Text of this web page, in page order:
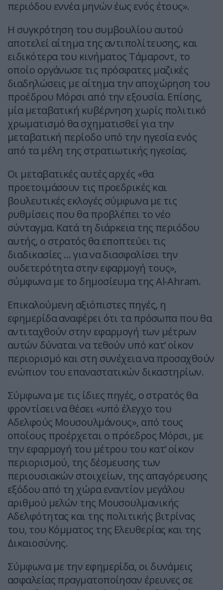
περιόδου εννέα μηνών έως ενός έτους».
Η συγκρότηση του συμβουλίου αυτού
αποτελεί αίτημα της αντιπολίτευσης, και
ειδικότερα του κινήματος Τάμαροντ, το
οποίο οργάνωσε τις πρόσφατες μαζικές
διαδηλώσεις με αίτημα την αποχώρηση του
προέδρου Μόρσι από την εξουσία. Επίσης,
μία μεταβατική κυβέρνηση χωρίς πολιτικό
χρωματισμό θα σχηματισθεί για την
μεταβατική περίοδο υπό την ηγεσία ενός
από τα μέλη της στρατιωτικής ηγεσίας.
Οι μεταβατικές αυτές αρχές «θα
προετοιμάσουν τις προεδρικές και
βουλευτικές εκλογές σύμφωνα με τις
ρυθμίσεις που θα προβλέπει το νέο
σύνταγμα. Κατά τη διάρκεια της περιόδου
αυτής, ο στρατός θα εποπτεύει τις
διαδικασίες … για να διασφαλίσει την
ουδετερότητα στην εφαρμογή τους»,
σύμφωνα με το δημοσίευμα της Al-Ahram.
Επικαλούμενη αξιόπιστες πηγές, η
εφημερίδα αναφέρει ότι τα πρόσωπα που θα
αντιταχθούν στην εφαρμογή των μέτρων
αυτών δύναται να τεθούν υπό κατ’ οίκον
περιορισμό και στη συνέχεια να προσαχθούν
ενώπιον του επαναστατικών δικαστηρίων.
Σύμφωνα με τις ίδιες πηγές, ο στρατός θα
φροντίσει να θέσει «υπό έλεγχο του
Αδελφούς Μουσουλμάνους», από τους
οποίους προέρχεται ο πρόεδρος Μόρσι, με
την εφαρμογή του μέτρου του κατ’ οίκον
περιορισμού, της δέσμευσης των
περιουσιακών στοιχείων, της απαγόρευσης
εξόδου από τη χώρα εναντίον μεγάλου
αριθμού μελών της Μουσουλμανικής
Αδελφότητας και της πολιτικής βιτρίνας
του, του Κόμματος της Ελευθερίας και της
Δικαιοσύνης.
Σύμφωνα με την εφημερίδα, οι δυνάμεις
ασφαλείας πραγματοποίησαν έρευνες σε